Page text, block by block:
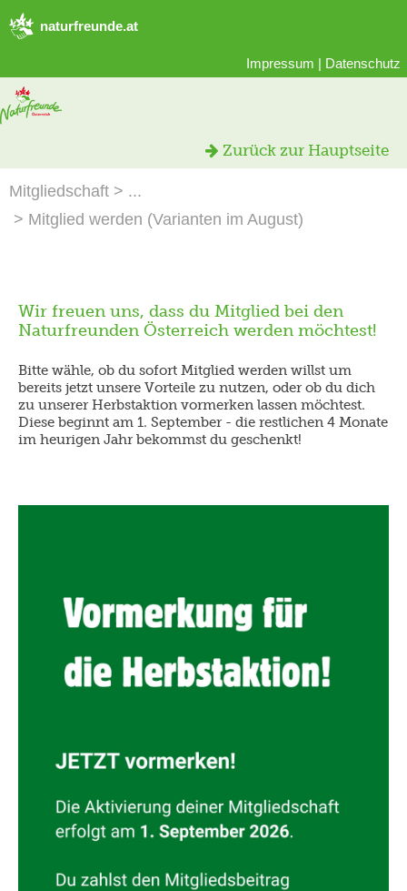
naturfreunde.at
Impressum | Datenschutz
Zurück zur Hauptseite
Mitgliedschaft
Mitglied werden (Varianten im August)
Wir freuen uns, dass du Mitglied bei den
Naturfreunden Österreich werden möchtest!
Bitte wähle, ob du sofort Mitglied werden willst um
bereits jetzt unsere Vorteile zu nutzen, oder ob du dich
zu unserer Herbstaktion vormerken lassen möchtest.
Diese beginnt am 1. September - die restlichen 4 Monate
im heurigen Jahr bekommst du geschenkt!